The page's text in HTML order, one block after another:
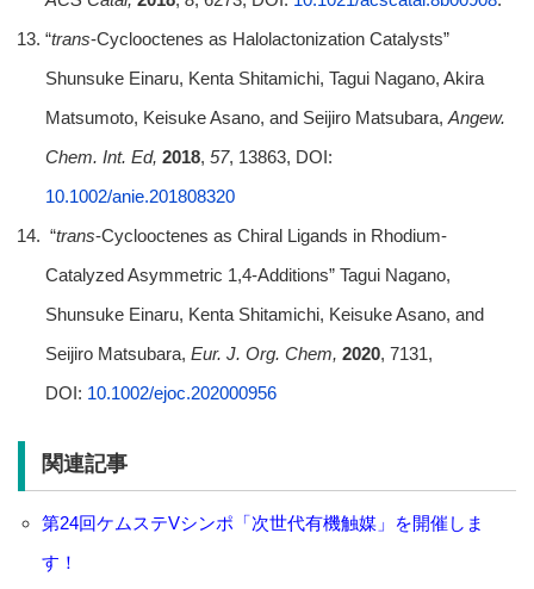
“trans-Cyclooctenes as Halolactonization Catalysts”
Shunsuke Einaru, Kenta Shitamichi, Tagui Nagano, Akira
Matsumoto, Keisuke Asano, and Seijiro Matsubara,Angew.
Chem. Int. Ed, 2018, 57, 13863, DOI:
10.1002/anie.201808320
“trans-Cyclooctenes as Chiral Ligands in Rhodium-
Catalyzed Asymmetric 1,4-Additions” Tagui Nagano,
Shunsuke Einaru, Kenta Shitamichi, Keisuke Asano, and
Seijiro Matsubara, Eur. J. Org. Chem, 2020, 7131,
DOI: 10.1002/ejoc.202000956
関連記事
第24回ケムステVシンポ「次世代有機触媒」を開催しま
す！